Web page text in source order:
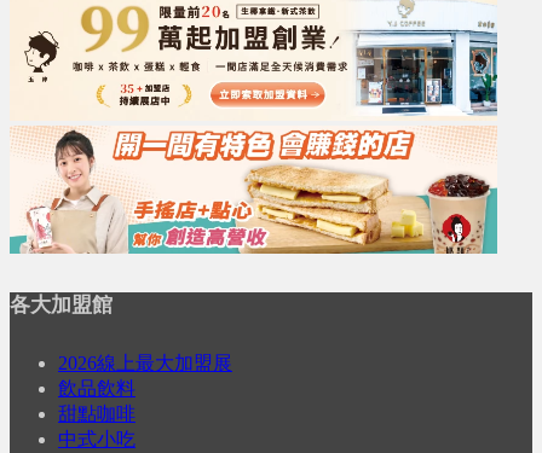
各大加盟館
2026線上最大加盟展
飲品飲料
甜點咖啡
中式小吃